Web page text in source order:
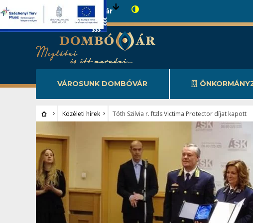
Városunk Dombóvár
VÁROSUNK DOMBÓVÁR
Közéleti hírek Tóth Szilvia r. ftzls Victima Protector díjat kapott